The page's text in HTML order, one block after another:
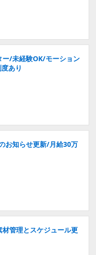
ー/未経験OK/モーション
あり
お知らせ更新/月給30万
管理とスケジュール更